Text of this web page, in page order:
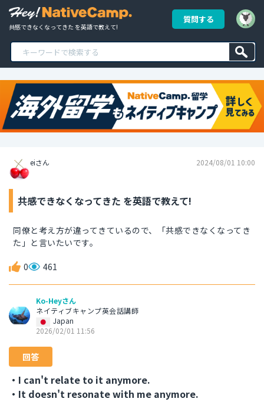
共感できなくなってきた を英語で教えて!
質問する
eiさん 2024/08/01 10:00
共感できなくなってきた を英語で教えて!
同僚と考え方が違ってきているので、「共感できなくなってき
た」と言いたいです。
0 461
Ko-Heyさん
ネイティブキャンプ英会話講師
Japan
2026/02/01 11:56
回答
・I can't relate to it anymore.
・It doesn't resonate with me anymore.